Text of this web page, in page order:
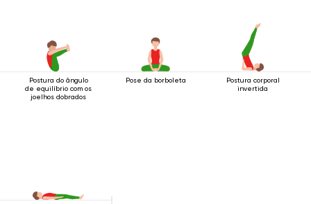
Postura do ângulo
de equilíbrio com os
joelhos dobrados
Pose da borboleta
Postura corporal
invertida